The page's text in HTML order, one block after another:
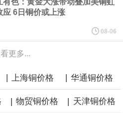
运动解读，售价1588元起。
值 52.1，预期51.8，前值51.8。
应 6日铜价或上涨
08-06
更多...
| 上海铜价格 | 华通铜价格
| 物贸铜价格 | 天津铜价格